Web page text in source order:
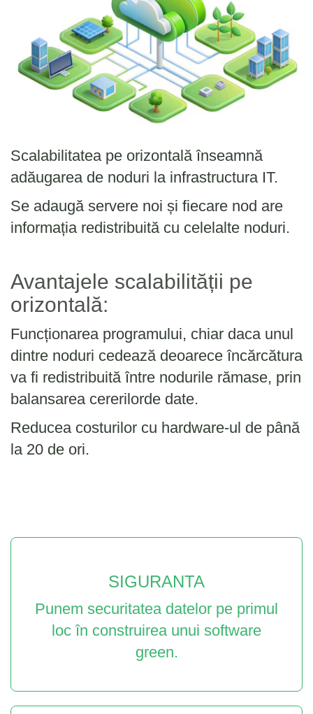
Scalabilitatea pe orizontală înseamnă
adăugarea de noduri la infrastructura IT.
Se adaugă servere noi și fiecare nod are
informația redistribuită cu celelalte noduri.
Avantajele scalabilității pe
orizontală:
Funcționarea programului, chiar daca unul
dintre noduri cedează deoarece încărcătura
va fi redistribuită între nodurile rămase, prin
balansarea cererilorde date.
Reducea costurilor cu hardware-ul de până
la 20 de ori.
SIGURANTA
Punem securitatea datelor pe primul
loc în construirea unui software
green.